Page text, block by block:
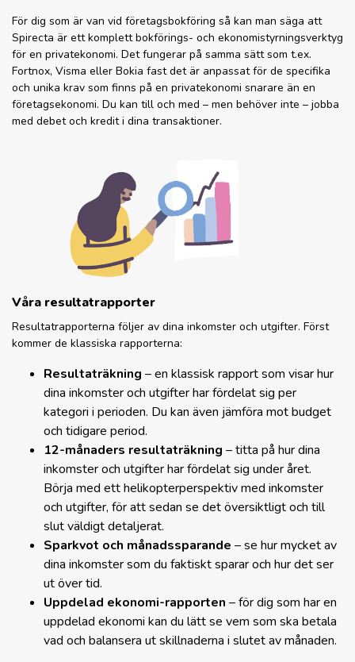
För dig som är van vid företagsbokföring så kan man säga att
Spirecta är ett komplett bokförings- och ekonomistyrningsverktyg
för en privatekonomi. Det fungerar på samma sätt som t.ex.
Fortnox, Visma eller Bokia fast det är anpassat för de specifika
och unika krav som finns på en privatekonomi snarare än en
företagsekonomi. Du kan till och med – men behöver inte – jobba
med debet och kredit i dina transaktioner.
Våra resultatrapporter
Resultatrapporterna följer av dina inkomster och utgifter. Först
kommer de klassiska rapporterna:
Resultaträkning – en klassisk rapport som visar hur
dina inkomster och utgifter har fördelat sig per
kategori i perioden. Du kan även jämföra mot budget
och tidigare period.
12-månaders resultaträkning – titta på hur dina
inkomster och utgifter har fördelat sig under året.
Börja med ett helikopterperspektiv med inkomster
och utgifter, för att sedan se det översiktligt och till
slut väldigt detaljerat.
Sparkvot och månadssparande – se hur mycket av
dina inkomster som du faktiskt sparar och hur det ser
ut över tid.
Uppdelad ekonomi-rapporten – för dig som har en
uppdelad ekonomi kan du lätt se vem som ska betala
vad och balansera ut skillnaderna i slutet av månaden.